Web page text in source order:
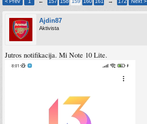
Ajdin87
Aktivista
Jutros notifikacija. Mi Note 10 Lite.